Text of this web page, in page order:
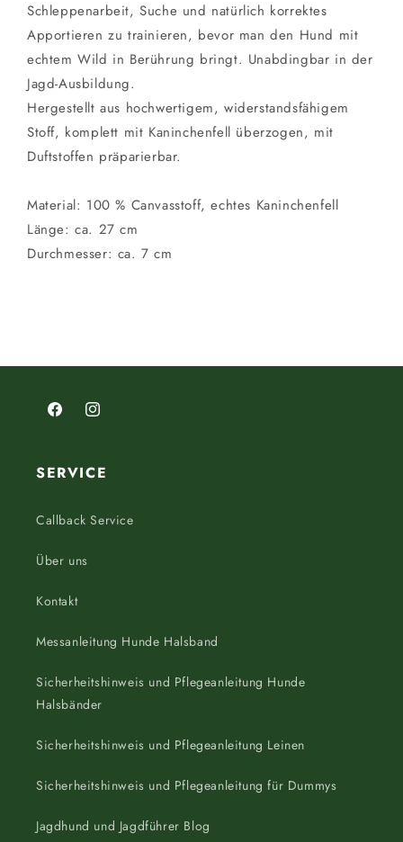
Schleppenarbeit, Suche und natürlich korrektes
Apportieren zu trainieren, bevor man den Hund mit
echtem Wild in Berührung bringt. Unabdingbar in der
Jagd-Ausbildung.
Hergestellt aus hochwertigem, widerstandsfähigem
Stoff, komplett mit Kaninchenfell überzogen, mit
Duftstoffen präparierbar.
Material: 100 % Canvasstoff, echtes Kaninchenfell
Länge: ca. 27 cm
Durchmesser: ca. 7 cm
FacebookInstagram
SERVICE
Callback Service
Über uns
Kontakt
Messanleitung Hunde Halsband
Sicherheitshinweis und Pflegeanleitung Hunde
Halsbänder
Sicherheitshinweis und Pflegeanleitung Leinen
Sicherheitshinweis und Pflegeanleitung für Dummys
Jagdhund und Jagdführer Blog